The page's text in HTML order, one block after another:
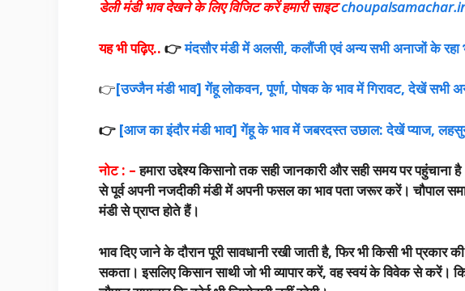
डेली मंडी भाव देखने के लिए विजिट करें हमारी साइट
यह भी पढ़िए.. 👉मंदसौर मंडी में अलसी, कलौंजी एवं अन्य सभी अनाजों के रहा
👉[उज्जैन मंडी भाव] गेंहू लोकवन, पूर्णा, पोषक के भाव में गिरावट, देखें
👉 [आज का इंदौर मंडी भाव] गेंहू के भाव में जबरदस्त उछाल: देखें प्याज,
नोट : – हमारा उद्देश्य किसानो तक सही जानकारी और सही समय पर
से पूर्व अपनी नजदीकी मंडी में अपनी फसल का भाव पता जरूर करें। चौपाल
मंडी से प्राप्त होते हैं।
भाव दिए जाने के दौरान पूरी सावधानी रखी जाती है, फिर भी किसी भी प्रकार
सकता। इसलिए किसान साथी जो भी व्यापार करें, वह स्वयं के विवेक से करें।